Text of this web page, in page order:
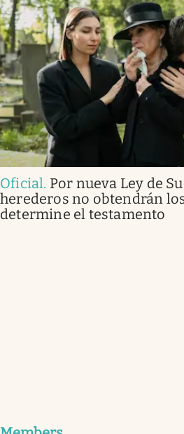
Oficial. Por nueva Ley de
herederos no obtendrán
determine el testamento